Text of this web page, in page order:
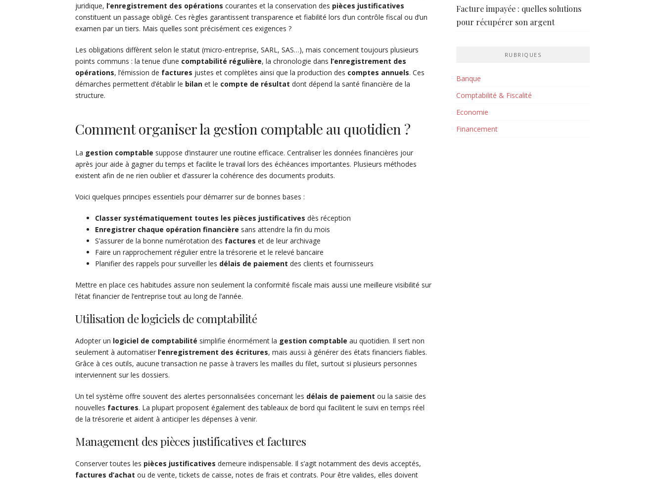
juridique, l’enregistrement des opérations courantes et la conservation des pièces justificatives
constituent un passage obligé. Ces règles garantissent transparence et fiabilité lors d’un contrôle fiscal ou d’un
examen par un tiers. Mais quelles sont précisément ces exigences ?
Les obligations diffèrent selon le statut (micro-entreprise, SARL, SAS…), mais concernent toujours plusieurs
points communs : la tenue d’une comptabilité régulière, la chronologie dans l’enregistrement des
opérations, l’émission de factures justes et complètes ainsi que la production des comptes annuels. Ces
démarches permettent d’établir le bilan et le compte de résultat dont dépend la santé financière de la
structure.
Comment organiser la gestion comptable au quotidien ?
La gestion comptable suppose d’instaurer une routine efficace. Centraliser les données financières jour
après jour aide à gagner du temps et facilite le travail lors des échéances importantes. Plusieurs méthodes
existent afin de ne rien oublier et d’assurer la cohérence des documents produits.
Voici quelques principes essentiels pour démarrer sur de bonnes bases :
Classer systématiquement toutes les pièces justificatives dès réception
Enregistrer chaque opération financière sans attendre la fin du mois
S’assurer de la bonne numérotation des factures et de leur archivage
Faire un rapprochement régulier entre la trésorerie et le relevé bancaire
Planifier des rappels pour surveiller les délais de paiement des clients et fournisseurs
Mettre en place ces habitudes assure non seulement la conformité fiscale mais aussi une meilleure visibilité sur
l’état financier de l’entreprise tout au long de l’année.
Utilisation de logiciels de comptabilité
Adopter un logiciel de comptabilité simplifie énormément la gestion comptable au quotidien. Il sert non
seulement à automatiser l’enregistrement des écritures, mais aussi à générer des états financiers fiables.
Grâce à ces outils, aucune transaction ne passe à travers les mailles du filet, surtout si plusieurs personnes
interviennent sur les dossiers.
Un tel système offre souvent des alertes personnalisées concernant les délais de paiement ou la saisie des
nouvelles factures. La plupart proposent également des tableaux de bord qui facilitent le suivi en temps réel
de la trésorerie et aident à anticiper les dépenses à venir.
Management des pièces justificatives et factures
Conserver toutes les pièces justificatives demeure indispensable. Il s’agit notamment des devis acceptés,
factures d’achat ou de vente, tickets de caisse, notes de frais et contrats. Pour être valides, elles doivent
Facture impayée : quelles solutions
pour récupérer son argent
RUBRIQUES
Banque
Comptabilité & Fiscalité
Economie
Financement